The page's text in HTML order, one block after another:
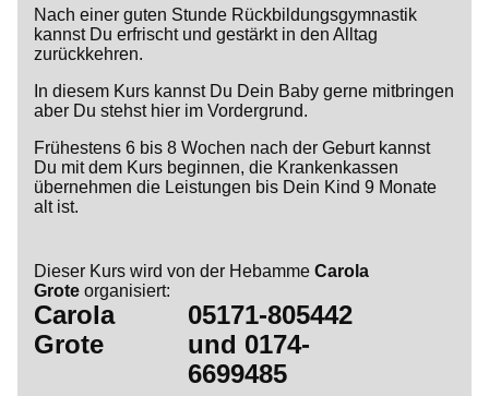
Nach einer guten Stunde Rückbildungsgymnastik
kannst Du erfrischt und gestärkt in den Alltag
zurückkehren.
In diesem Kurs kannst Du Dein Baby gerne mitbringen
aber Du stehst hier im Vordergrund.
Frühestens 6 bis 8 Wochen nach der Geburt kannst
Du mit dem Kurs beginnen, die Krankenkassen
übernehmen die Leistungen bis Dein Kind 9 Monate
alt ist.
Dieser Kurs wird von der HebammeCarola
Grote organisiert:
Carola
Grote
05171-805442
und 0174-
6699485